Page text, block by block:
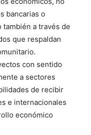
bancarias o
a través de
que respaldan
con sentido
a sectores
de recibir
e internacionales
económico